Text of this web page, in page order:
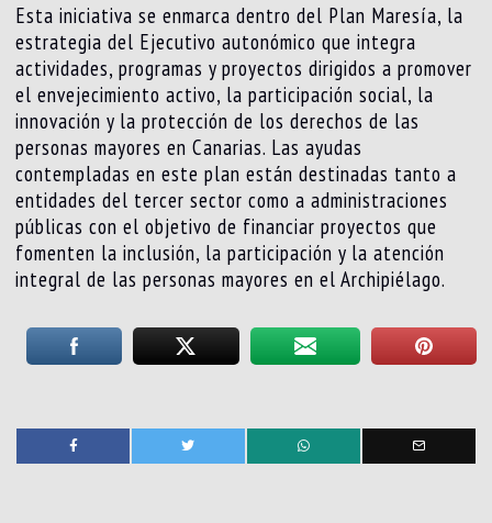
Esta iniciativa se enmarca dentro del Plan Maresía, la
estrategia del Ejecutivo autonómico que integra
actividades, programas y proyectos dirigidos a promover
el envejecimiento activo, la participación social, la
innovación y la protección de los derechos de las
personas mayores en Canarias. Las ayudas
contempladas en este plan están destinadas tanto a
entidades del tercer sector como a administraciones
públicas con el objetivo de financiar proyectos que
fomenten la inclusión, la participación y la atención
integral de las personas mayores en el Archipiélago.